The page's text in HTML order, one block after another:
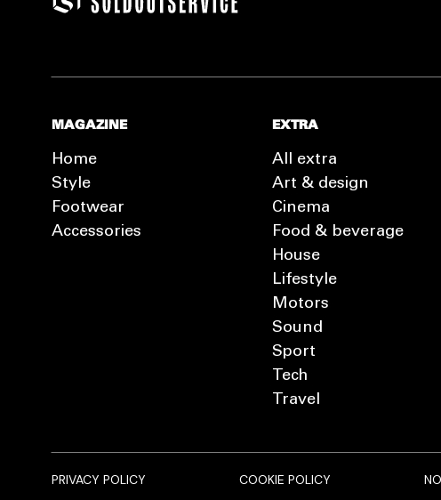
MAGAZINE
Home
Style
Footwear
Accessories
EXTRA
All extra
Art & design
Cinema
Food & beverage
House
Lifestyle
Motors
Sound
Sport
Tech
Travel
PRIVACY POLICY COOKIE POLICY